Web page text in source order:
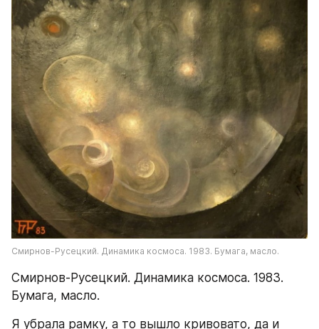
Смирнов-Русецкий. Динамика космоса. 1983. Бумага, масло.
Смирнов-Русецкий. Динамика космоса. 1983.
Бумага, масло.
Я убрала рамку, а то вышло кривовато, да и